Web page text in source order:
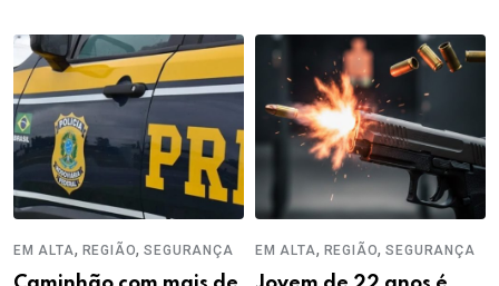
EM ALTA, REGIÃO,SEGURANÇA EM ALTA, REGIÃO,SEGURANÇA